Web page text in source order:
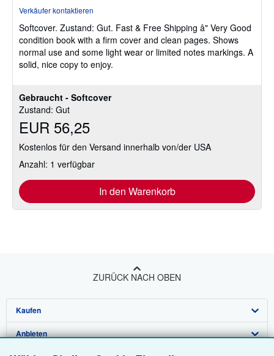
Gebraucht - Softcover
Zustand: Gut
EUR 56,25
Kostenlos für den Versand innerhalb von/der USA
Anzahl: 1 verfügbar
In den Warenkorb
5
Sternen
Verkäufer kontaktieren
Softcover. Zustand: Gut. Fast & Free Shipping â" Very Good
condition book with a firm cover and clean pages. Shows
normal use and some light wear or limited notes markings. A
solid, nice copy to enjoy.
ZURÜCK NACH OBEN
Kaufen
Detailsuche
Anbieten